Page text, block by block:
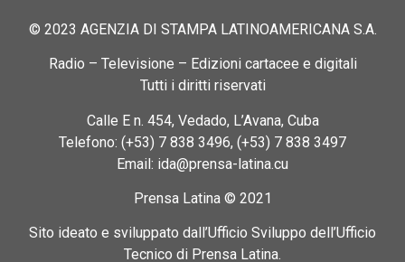
© 2023 AGENZIA DI STAMPA LATINOAMERICANA S.A.
Radio – Televisione – Edizioni cartacee e digitali
Tutti i diritti riservati
Calle E n. 454, Vedado, L’Avana, Cuba
Telefono: (+53) 7 838 3496, (+53) 7 838 3497
Email: ida@prensa-latina.cu
Prensa Latina © 2021
Sito ideato e sviluppato dall’Ufficio Sviluppo dell’Ufficio
Tecnico di Prensa Latina.